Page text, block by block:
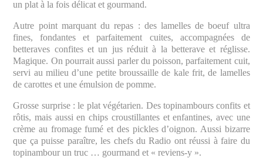
un plat à la fois délicat et gourmand.
Autre point marquant du repas : des lamelles de boeuf ultra
fines, fondantes et parfaitement cuites, accompagnées de
betteraves confites et un jus réduit à la betterave et réglisse.
Magique. On pourrait aussi parler du poisson, parfaitement cuit,
servi au milieu d’une petite broussaille de kale frit, de lamelles
de carottes et une émulsion de pomme.
Grosse surprise : le plat végétarien. Des topinambours confits et
rôtis, mais aussi en chips croustillantes et enfantines, avec une
crème au fromage fumé et des pickles d’oignon. Aussi bizarre
que ça puisse paraître, les chefs du Radio ont réussi à faire du
topinambour un truc … gourmand et « reviens-y ».